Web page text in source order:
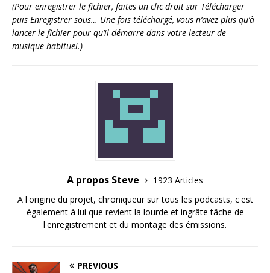
(Pour enregistrer le fichier, faites un clic droit sur Télécharger
puis Enregistrer sous… Une fois téléchargé, vous n’avez plus qu’à
lancer le fichier pour qu’il démarre dans votre lecteur de
musique habituel.)
A propos Steve
1923 Articles
A l'origine du projet, chroniqueur sur tous les podcasts, c'est
également à lui que revient la lourde et ingrâte tâche de
l'enregistrement et du montage des émissions.
PREVIOUS